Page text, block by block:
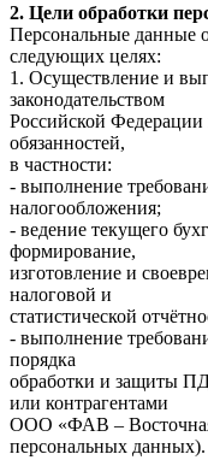
2. Цели обработки
Персональные данные
следующих целях:
1. Осуществление и
законодательством
Российской
обязанностей,
в частности:
- выполнение
налогообложения;
- ведение текущего
формирование,
изготовление и
налоговой и
статистической
- выполнение
порядка
обработки и защиты
или контрагентами
ООО «ФАВ – Восточная
персональных данных).